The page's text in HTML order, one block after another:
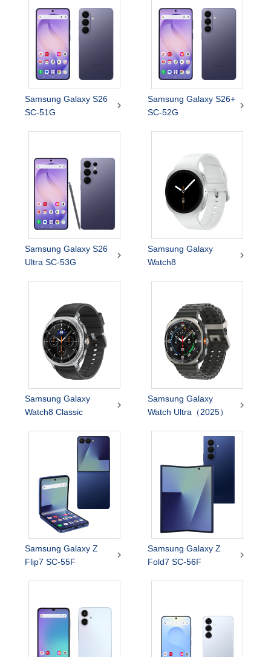
Samsung Galaxy S26
SC-51G

Samsung Galaxy S26+
SC-52G

Samsung Galaxy S26
Ultra SC-53G

Samsung Galaxy
Watch8

Samsung Galaxy
Watch8 Classic

Samsung Galaxy
Watch Ultra（2025）

Samsung Galaxy Z
Flip7 SC-55F

Samsung Galaxy Z
Fold7 SC-56F
